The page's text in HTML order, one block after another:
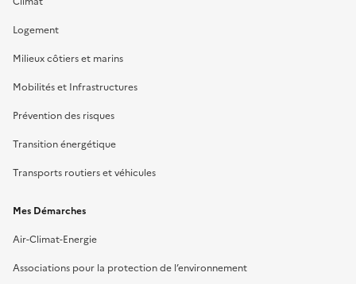
Logement
Milieux côtiers et marins
Mobilités et Infrastructures
Prévention des risques
Transition énergétique
Transports routiers et véhicules
Mes Démarches
Air-Climat-Energie
Associations pour la protection de l’environnement